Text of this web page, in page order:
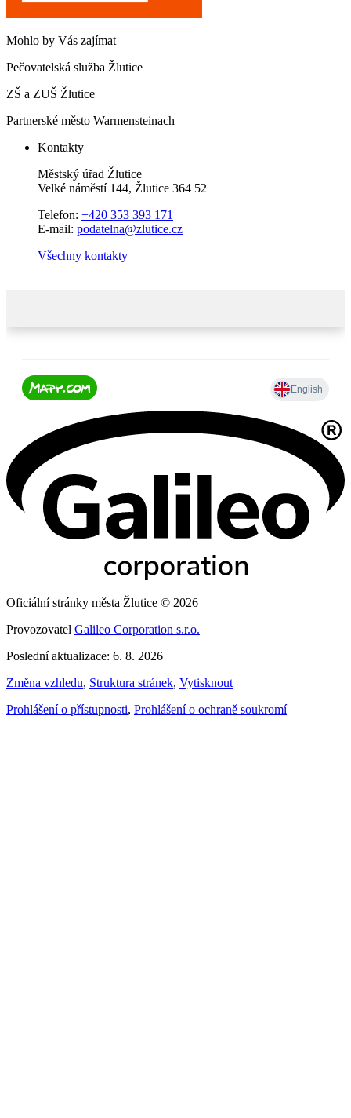
Mohlo by Vás zajímat
Pečovatelská služba Žlutice
ZŠ a ZUŠ Žlutice
Partnerské město Warmensteinach
Kontakty
Městský úřad Žlutice
Velké náměstí 144, Žlutice 364 52
Telefon: +420 353 393 171
E-mail: podatelna@zlutice.cz
Všechny kontakty
Oficiální stránky města Žlutice © 2026
Provozovatel Galileo Corporation s.r.o.
Poslední aktualizace: 6. 8. 2026
Změna vzhledu, Struktura stránek, Vytisknout
Prohlášení o přístupnosti, Prohlášení o ochraně soukromí